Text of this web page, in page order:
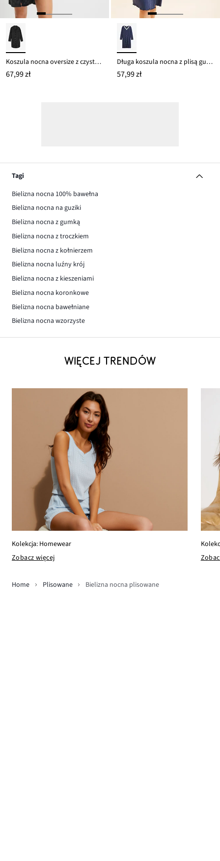
Koszula nocna oversize z czystej bawełny
67,99 zł
Długa koszula nocna z plisą guzikową
57,99 zł
Tagi
Bielizna nocna 100% bawełna
Bielizna nocna na guziki
Bielizna nocna z gumką
Bielizna nocna z troczkiem
Bielizna nocna z kołnierzem
Bielizna nocna luźny krój
Bielizna nocna z kieszeniami
Bielizna nocna koronkowe
Bielizna nocna bawełniane
Bielizna nocna wzorzyste
WIĘCEJ TRENDÓW
Kolekcja: Homewear
Zobacz więcej
Home Plisowane Bielizna nocna plisowane